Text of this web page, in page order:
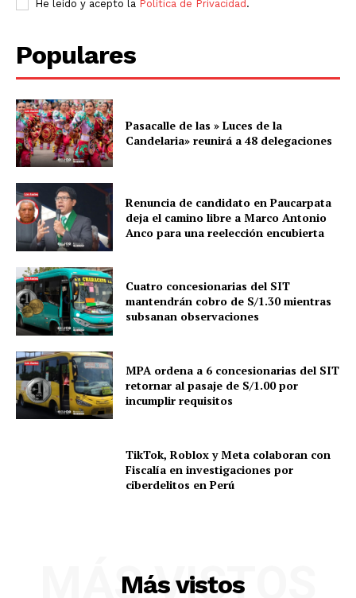
SUSCRIBETE
Diario los Andes
Nosotros
Contacto
Prensa
He leído y acepto la Política de Privacidad .
Populares
Pasacalle de las » Luces de la
Candelaria» reunirá a 48 delegaciones
Renuncia de candidato en Paucarpata
deja el camino libre a Marco Antonio
Anco para una reelección encubierta
Cuatro concesionarias del SIT
mantendrán cobro de S/1.30 mientras
subsanan observaciones
MPA ordena a 6 concesionarias del SIT
retornar al pasaje de S/1.00 por
incumplir requisitos
TikTok, Roblox y Meta colaboran con
Fiscalía en investigaciones por
ciberdelitos en Perú
Más vistos
MÁS VISTOS